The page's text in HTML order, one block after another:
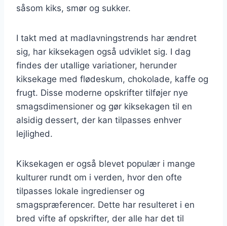
såsom kiks, smør og sukker.
I takt med at madlavningstrends har ændret
sig, har kiksekagen også udviklet sig. I dag
findes der utallige variationer, herunder
kiksekage med flødeskum, chokolade, kaffe og
frugt. Disse moderne opskrifter tilføjer nye
smagsdimensioner og gør kiksekagen til en
alsidig dessert, der kan tilpasses enhver
lejlighed.
Kiksekagen er også blevet populær i mange
kulturer rundt om i verden, hvor den ofte
tilpasses lokale ingredienser og
smagspræferencer. Dette har resulteret i en
bred vifte af opskrifter, der alle har det til